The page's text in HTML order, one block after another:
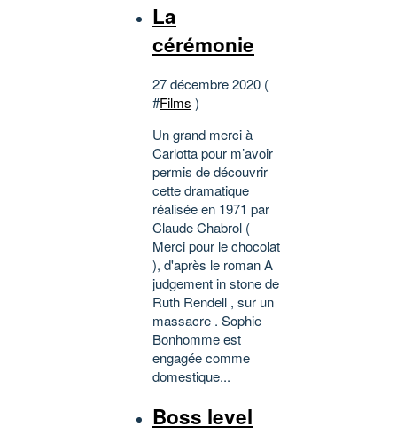
La
cérémonie
27 décembre 2020 (
#Films )
Un grand merci à
Carlotta pour m’avoir
permis de découvrir
cette dramatique
réalisée en 1971 par
Claude Chabrol (
Merci pour le chocolat
), d'après le roman A
judgement in stone de
Ruth Rendell , sur un
massacre . Sophie
Bonhomme est
engagée comme
domestique...
Boss level